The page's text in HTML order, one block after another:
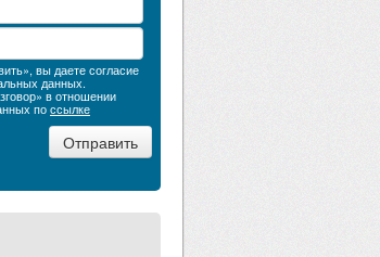
вы даете согласие
данных.
в отношении
поссылке